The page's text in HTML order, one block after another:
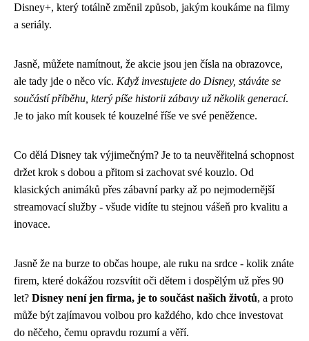
Disney+, který totálně změnil způsob, jakým koukáme na filmy
a seriály.
Jasně, můžete namítnout, že akcie jsou jen čísla na obrazovce,
ale tady jde o něco víc. Když investujete do Disney, stáváte se
součástí příběhu, který píše historii zábavy už několik generací.
Je to jako mít kousek té kouzelné říše ve své peněžence.
Co dělá Disney tak výjimečným? Je to ta neuvěřitelná schopnost
držet krok s dobou a přitom si zachovat své kouzlo. Od
klasických animáků přes zábavní parky až po nejmodernější
streamovací služby - všude vidíte tu stejnou vášeň pro kvalitu a
inovace.
Jasně že na burze to občas houpe, ale ruku na srdce - kolik znáte
firem, které dokážou rozsvítit oči dětem i dospělým už přes 90
let? Disney není jen firma, je to součást našich životů, a proto
může být zajímavou volbou pro každého, kdo chce investovat
do něčeho, čemu opravdu rozumí a věří.